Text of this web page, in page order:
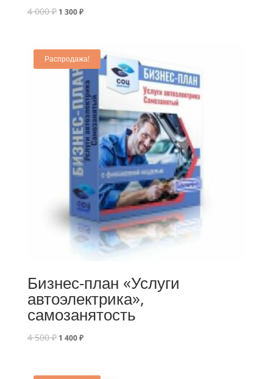
4 000₽ 1 300₽
Распродажа!
Бизнес-план «Услуги
автоэлектрика»,
самозанятость
4 500₽ 1 400₽